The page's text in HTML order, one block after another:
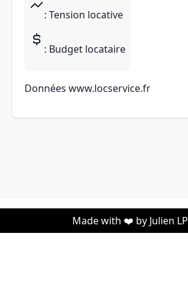
: Tension locative
: Budget locataire
Données www.locservice.fr
Made with ❤️ by Julien LP